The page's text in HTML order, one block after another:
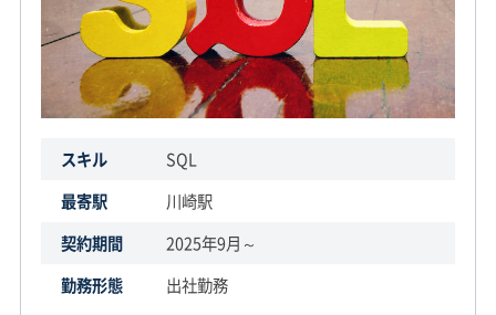
スキル
SQL
最寄駅
川崎駅
契約期間
2025年9月～
勤務形態
出社勤務